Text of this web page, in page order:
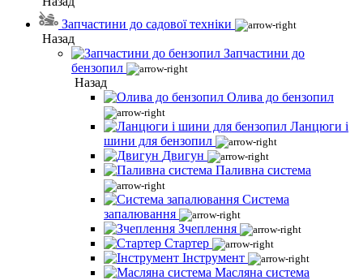
Запчастини до садової техніки
Назад
Запчастини до
бензопил
Назад
Олива до бензопил
Ланцюги і
шини для бензопил
Двигун
Паливна система
Система
запалювання
Зчеплення
Стартер
Інструмент
Масляна система